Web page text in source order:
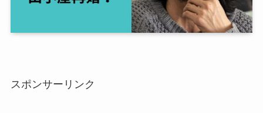
スポンサーリンク